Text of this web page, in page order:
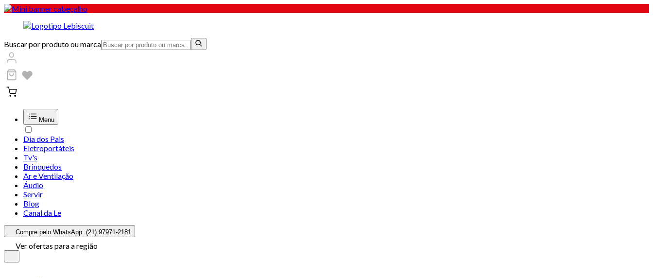
Buscar por produto ou marca
Menu
Dia dos Pais
Eletroportáteis
Tv's
Brinquedos
Ar e Ventilação
Áudio
Servir
Blog
Canal da Le
Compre pelo WhatsApp: (21) 97971-2181
Ver ofertas para a região